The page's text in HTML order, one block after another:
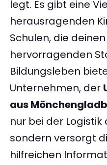
legt. Es gibt eine
herausragenden
Schulen, die
hervorragenden
Bildungsleben
Unternehmen, der
aus
nur bei der Logistik
sondern versorgt
hilfreichen